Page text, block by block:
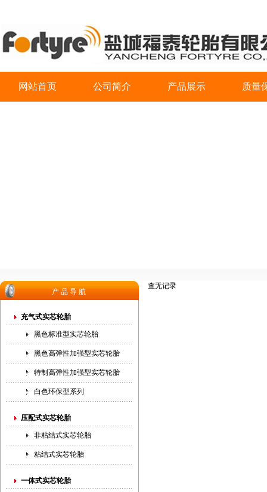
产品导航
充气式实芯轮胎
黑色标准型实芯轮胎
黑色高弹性加强型实芯轮胎
特制高弹性加强型实芯轮胎
白色环保型系列
压配式实芯轮胎
非粘结式实芯轮胎
粘结式实芯轮胎
一体式实芯轮胎
查无记录